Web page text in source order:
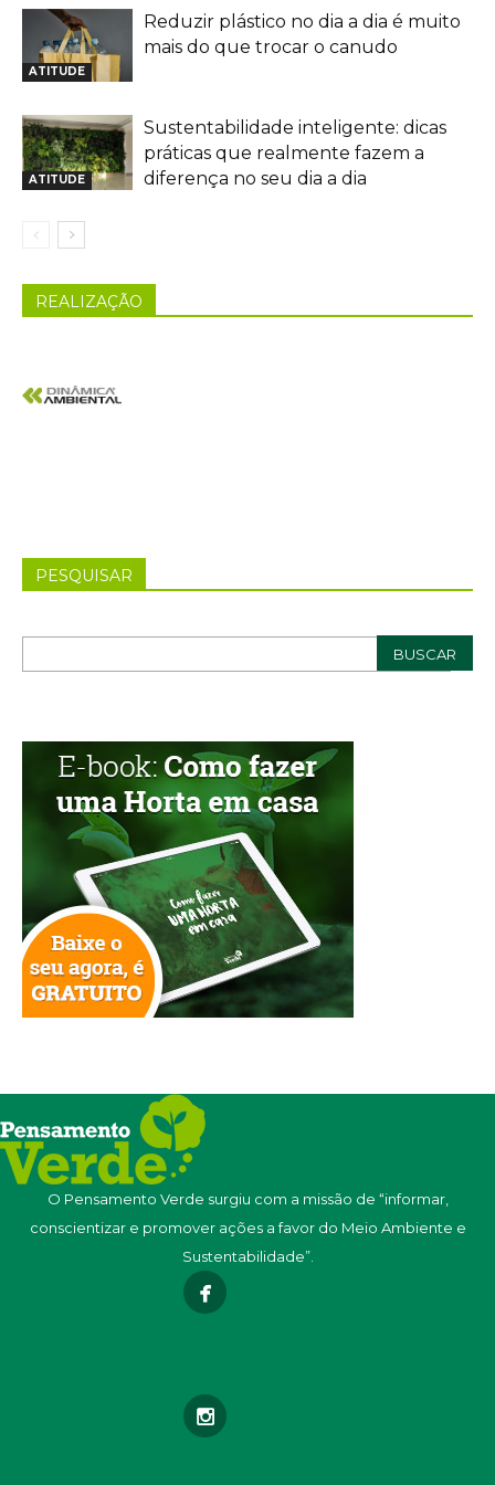
ATITUDE
Reduzir plástico no dia a dia é muito
mais do que trocar o canudo
ATITUDE
Sustentabilidade inteligente: dicas
práticas que realmente fazem a
diferença no seu dia a dia
REALIZAÇÃO
PESQUISAR
O Pensamento Verde surgiu com a missão de “informar,
conscientizar e promover ações a favor do Meio Ambiente e
Sustentabilidade”.